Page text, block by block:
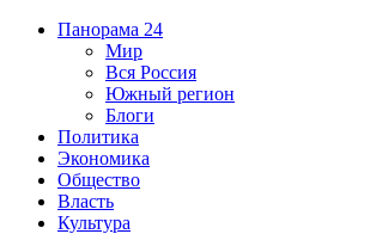
Панорама 24
Мир
Вся Россия
Южный регион
Блоги
Политика
Экономика
Общество
Власть
Культура